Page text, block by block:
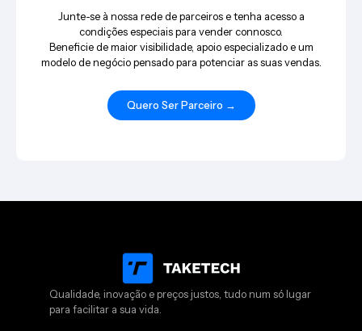
Junte-se à nossa rede de parceiros e tenha acesso a
condições especiais para vender connosco.
Beneficie de maior visibilidade, apoio especializado e um
modelo de negócio pensado para potenciar as suas vendas.
Quero Ser Parceiro →
Qualidade, inovação e preços justos, tudo num só lugar
para facilitar a sua vida.